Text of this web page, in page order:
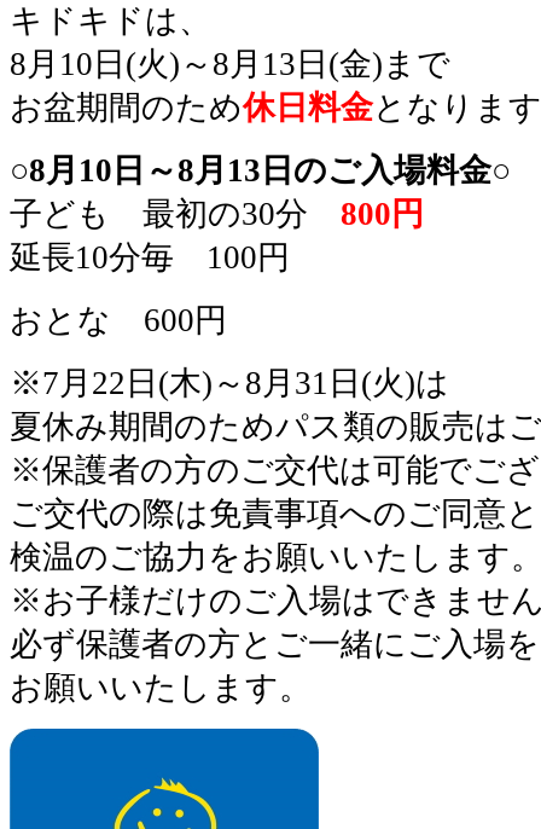
キドキドは、
8月10日(火)～8月13日(金)まで
お盆期間のため休日料金となりま
○8月10日～8月13日のご入場料金○
子ども 最初の30分 800円
延長10分毎 100円
おとな 600円
※7月22日(木)～8月31日(火)は
夏休み期間のためパス類の販売は
※保護者の方のご交代は可能でご
ご交代の際は免責事項へのご同意と
検温のご協力をお願いいたします
※お子様だけのご入場はできませ
必ず保護者の方とご一緒にご入場を
お願いいたします。